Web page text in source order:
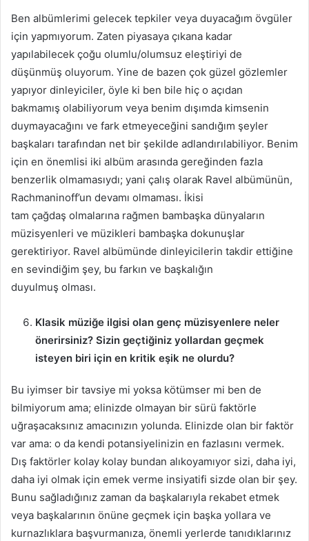
Ben albümlerimi gelecek tepkiler veya duyacağım övgüler
için yapmıyorum. Zaten piyasaya çıkana kadar
yapılabilecek çoğu olumlu/olumsuz eleştiriyi de
düşünmüş oluyorum. Yine de bazen çok güzel gözlemler
yapıyor dinleyiciler, öyle ki ben bile hiç o açıdan
bakmamış olabiliyorum veya benim dışımda kimsenin
duymayacağını ve fark etmeyeceğini sandığım şeyler
başkaları tarafından net bir şekilde adlandırılabiliyor. Benim
için en önemlisi iki albüm arasında gereğinden fazla
benzerlik olmamasıydı; yani çalış olarak Ravel albümünün,
Rachmaninoff’un devamı olmaması. İkisi
tam çağdaş olmalarına rağmen bambaşka dünyaların
müzisyenleri ve müzikleri bambaşka dokunuşlar
gerektiriyor. Ravel albümünde dinleyicilerin takdir ettiğine
en sevindiğim şey, bu farkın ve başkalığın
duyulmuş olması.
Klasik müziğe ilgisi olan genç müzisyenlere neler
önerirsiniz? Sizin geçtiğiniz yollardan geçmek
isteyen biri için en kritik eşik ne olurdu?
Bu iyimser bir tavsiye mi yoksa kötümser mi ben de
bilmiyorum ama; elinizde olmayan bir sürü faktörle
uğraşacaksınız amacınızın yolunda. Elinizde olan bir faktör
var ama: o da kendi potansiyelinizin en fazlasını vermek.
Dış faktörler kolay kolay bundan alıkoyamıyor sizi, daha iyi,
daha iyi olmak için emek verme insiyatifi sizde olan bir şey.
Bunu sağladığınız zaman da başkalarıyla rekabet etmek
veya başkalarının önüne geçmek için başka yollara ve
kurnazlıklara başvurmanıza, önemli yerlerde tanıdıklarınız